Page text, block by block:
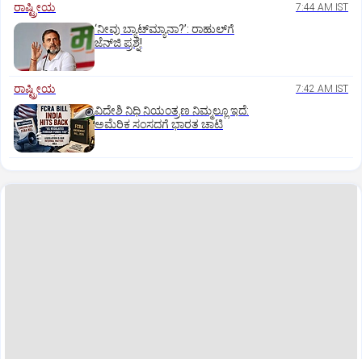
ರಾಷ್ಟ್ರೀಯ 7:44 AM IST
‘ನೀವು ಬ್ಯಾಟ್‌ಮ್ಯಾನಾ?’: ರಾಹುಲ್‌ಗೆ
ಜೆನ್‌ಜಿ ಪ್ರಶ್ನೆ!
ರಾಷ್ಟ್ರೀಯ 7:42 AM IST
ವಿದೇಶಿ ನಿಧಿ ನಿಯಂತ್ರಣ ನಿಮ್ಮಲ್ಲೂ ಇದೆ:
ಅಮೆರಿಕ ಸಂಸದಗೆ ಭಾರತ ಚಾಟಿ